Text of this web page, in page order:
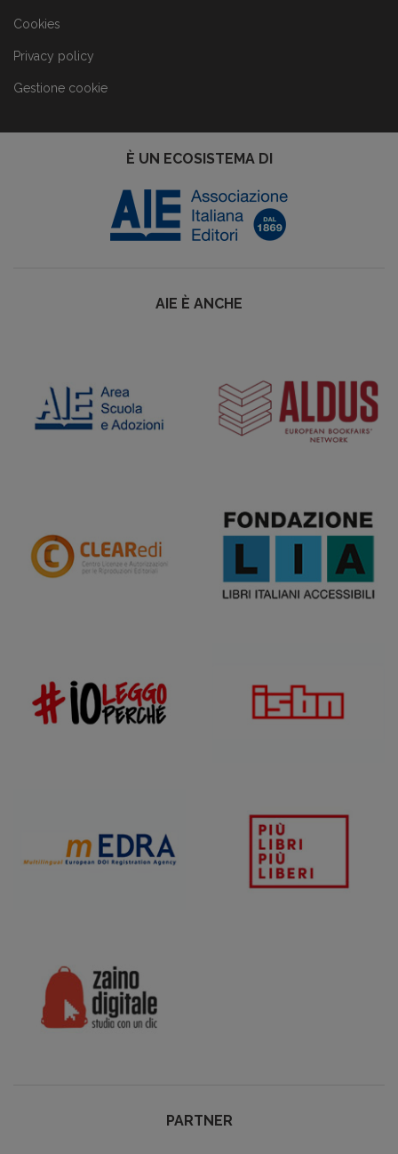
Cookies
Privacy policy
Gestione cookie
È UN ECOSISTEMA DI
AIE È ANCHE
PARTNER